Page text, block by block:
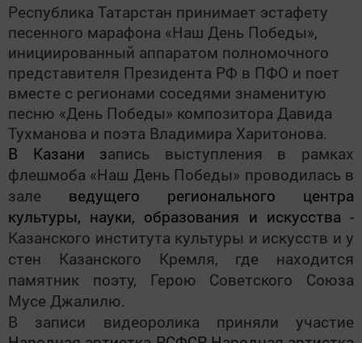
Республика Татарстан принимает эстафету
песенного марафона «Наш День Победы»,
инициированный аппаратом полномочного
представителя Президента РФ в ПФО и поет
вместе с регионами соседями знаменитую
песню «День Победы» композитора Давида
Тухманова и поэта Владимира Харитонова.
В Казани запись выступления в рамках
флешмоба «Наш День Победы» проводилась в
зале ведущего регионального центра
культуры, науки, образования и искусства -
Казанского института культуры и искусств и у
стен Казанского Кремля, где находится
памятник поэту, Герою Советского Союза
Мусе Джалилю.
В записи видеоролика приняли участие